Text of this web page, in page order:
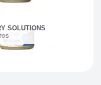
SOLUTIONS